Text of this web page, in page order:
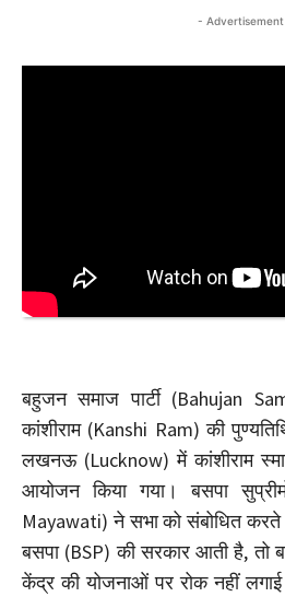
-
बहुजन समाज पार्टी (Bahujan
कांशीराम (Kanshi Ram) की
लखनऊ (Lucknow) में कांशीराम
आयोजन किया गया। बसपा
Mayawati) ने सभा को संबोधित
बसपा (BSP) की सरकार आती है, तो
केंद्र की योजनाओं पर रोक नहीं